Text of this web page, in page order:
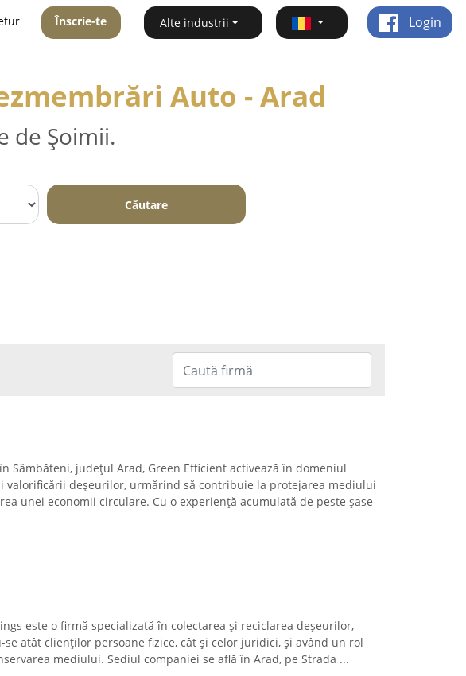
Înscrie-te Alte industrii Login
Auto - Arad
de Șoimii.
Căutare
Sâmbăteni, județul Arad, Green Efficient activează în domeniul
valorificării deșeurilor, urmărind să contribuie la protejarea mediului
unei economii circulare. Cu o experiență acumulată de peste șase
este o firmă specializată în colectarea și reciclarea deșeurilor,
se atât clienților persoane fizice, cât și celor juridici, și având un rol
mediului. Sediul companiei se află în Arad, pe Strada ...